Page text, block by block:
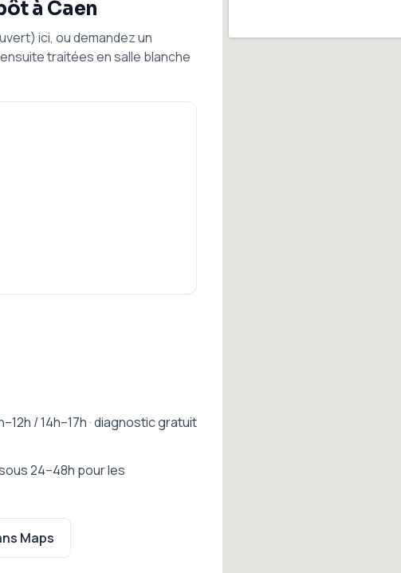
à Caen
ici, ou demandez un
traitées en salle blanche
/ 14h–17h · diagnostic gratuit
24–48h pour les
Maps